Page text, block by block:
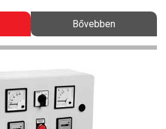
Bővebben